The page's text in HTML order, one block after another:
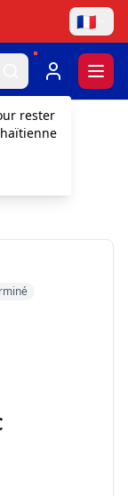
🇫🇷
rester
Hope FA